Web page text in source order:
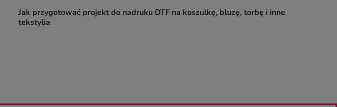
Jak przygotować projekt do nadruku DTF na koszulkę, bluzę, torbę i inne
tekstylia